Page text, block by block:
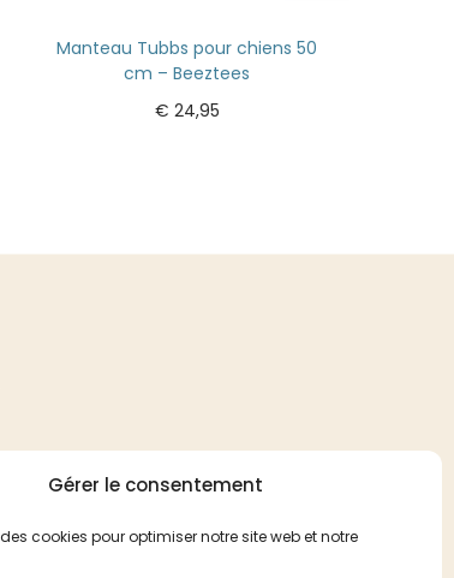
Gérer le consentement
cookies pour optimiser notre site web et notre
Manteau Tubbs pour chiens 50
cm – Beeztees
€ 24,95
de ventes